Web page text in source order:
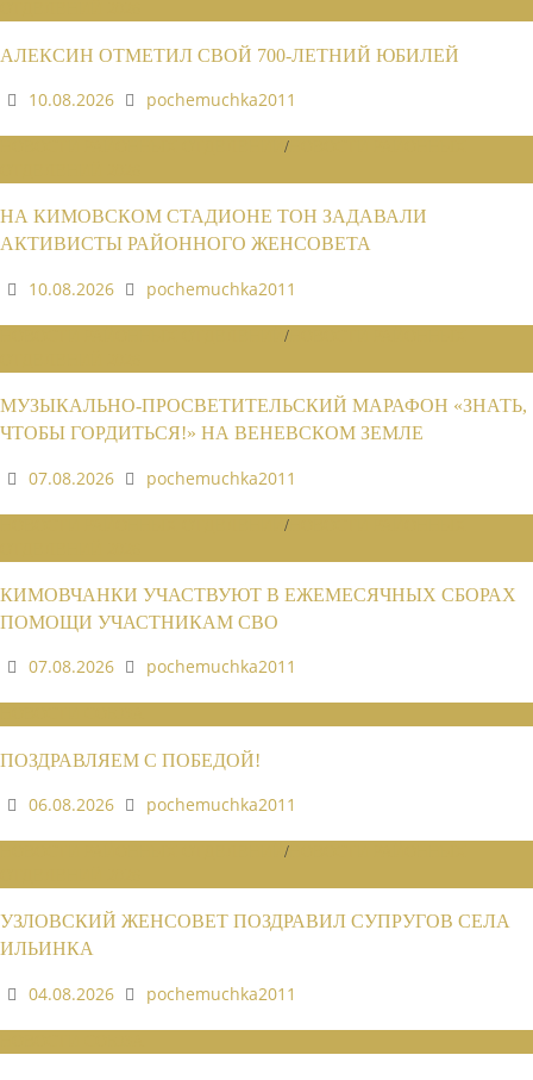
АЛЕКСИН ОТМЕТИЛ СВОЙ 700-ЛЕТНИЙ ЮБИЛЕЙ
10.08.2026
pochemuchka2011
/
НА КИМОВСКОМ СТАДИОНЕ ТОН ЗАДАВАЛИ
АКТИВИСТЫ РАЙОННОГО ЖЕНСОВЕТА
10.08.2026
pochemuchka2011
/
МУЗЫКАЛЬНО-ПРОСВЕТИТЕЛЬСКИЙ МАРАФОН «ЗНАТЬ,
ЧТОБЫ ГОРДИТЬСЯ!» НА ВЕНЕВСКОМ ЗЕМЛЕ
07.08.2026
pochemuchka2011
/
КИМОВЧАНКИ УЧАСТВУЮТ В ЕЖЕМЕСЯЧНЫХ СБОРАХ
ПОМОЩИ УЧАСТНИКАМ СВО
07.08.2026
pochemuchka2011
ПОЗДРАВЛЯЕМ С ПОБЕДОЙ!
06.08.2026
pochemuchka2011
/
УЗЛОВСКИЙ ЖЕНСОВЕТ ПОЗДРАВИЛ СУПРУГОВ СЕЛА
ИЛЬИНКА
04.08.2026
pochemuchka2011